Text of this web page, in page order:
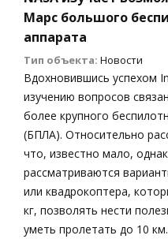
Марс большого
аппарата
Тип объекта: Новости
Вдохновившись успехом
изучению вопросов
более крупного
(БПЛА). Относительно
что, известно мало,
рассматриваются
или квадрокоптера,
кг, позволять нести
уметь пролетать до 10